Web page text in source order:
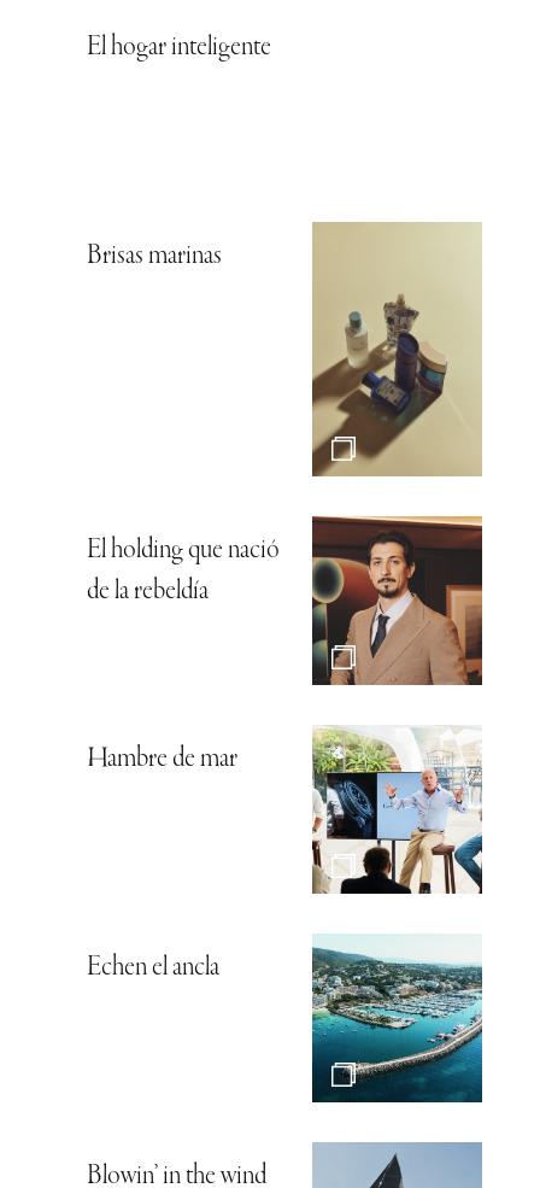
El hogar inteligente
Brisas marinas
El holding que nació
de la rebeldía
Hambre de mar
Echen el ancla
Blowin’ in the wind